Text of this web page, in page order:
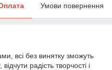
Умови повернення
всі без винятку зможуть
радість творчості і